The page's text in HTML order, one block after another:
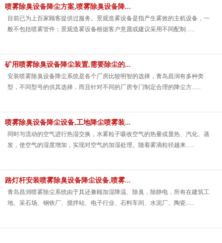
喷雾除臭设备降尘方案,喷雾除臭设备降...
目前已为上百家顾客提供过服务。景观造雾设备是指产生雾效的主机设备，一
般不包括喷雾管件；景观造雾设备根据客户意愿或建议采用不同配制......
矿用喷雾除臭设备降尘装置,需要除尘的...
安装喷雾除臭设备降尘系统是各个厂房比较明智的选择，青岛昌润有多种类
型，不同型号的供其选择，而且针对不同的厂房专门制定合理的降尘方......
喷雾除臭设备降尘设备,工地降尘喷雾装...
同时与流动的空气进行热湿交换，水雾粒子吸收空气的热量或显热、汽化、蒸
发，使空气的湿度增加，实现对空气的加湿处理。随着雾滴粒径越来......
路灯杆安装喷雾除臭设备降尘设备,喷雾...
青岛昌润喷雾除尘系统由于其还兼顾加湿降温、除臭，除静电，所有在建筑工
地、采石场、钢铁厂、搅拌站、电子行业、石料车间、水泥厂、陶瓷......